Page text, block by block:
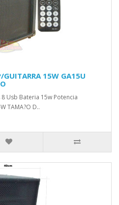
GUITARRA 15W GA15U
Usb Bateria 15w Potencia
TAMA?O D..